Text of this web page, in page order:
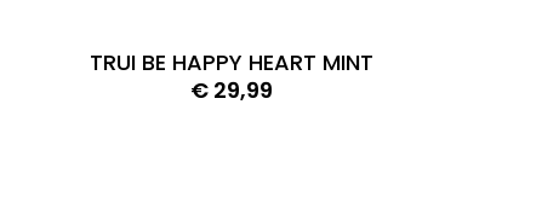
TRUI BE HAPPY HEART MINT
€ 29,99